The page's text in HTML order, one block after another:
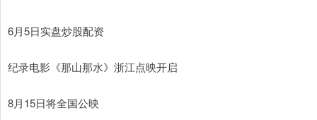
6月5日实盘炒股配资
纪录电影《那山那水》浙江点映开启
8月15日将全国公映